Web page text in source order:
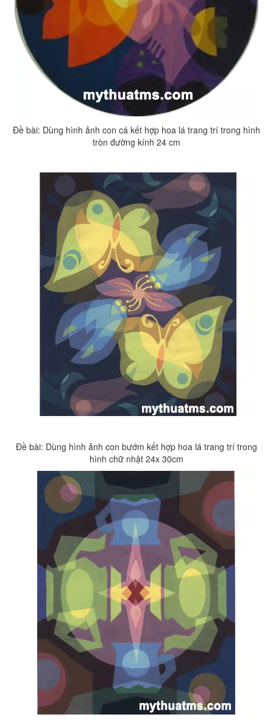
Đề bài: Dùng hình ảnh con cá kết hợp hoa lá trang trí trong hình
tròn đường kính 24 cm
Đề bài: Dùng hình ảnh con bướm kết hợp hoa lá trang trí trong
hình chữ nhật 24x 30cm